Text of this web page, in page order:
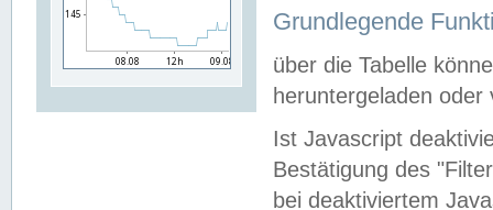
Grundlegende
über die Tabelle
heruntergeladen oder
Ist Javascript
Bestätigung des
bei deaktiviertem